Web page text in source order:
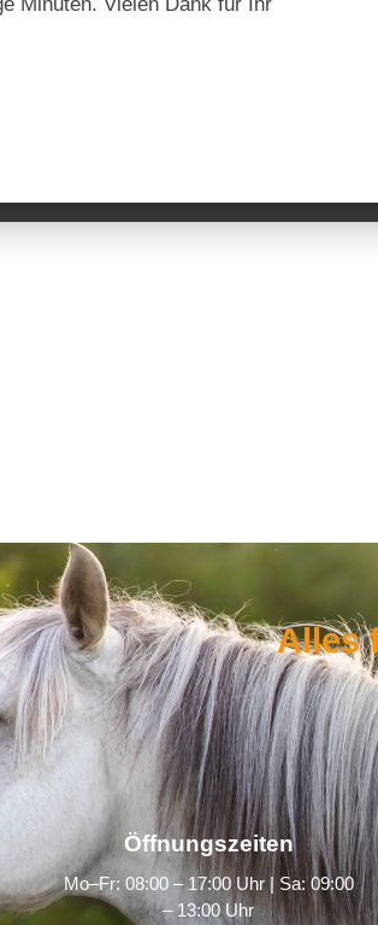
Alles
Öffnungszeiten
Mo–Fr: 08:00 – 17:00 Uhr | Sa: 09:00
– 13:00 Uhr
Minuten. Vielen Dank für Ihr